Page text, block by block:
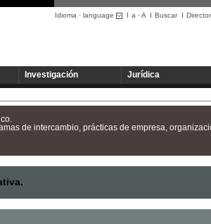
Idioma · language I a ·A I BuscarI
Investigación Jurídica
de intercambio, prácticas de empresa,